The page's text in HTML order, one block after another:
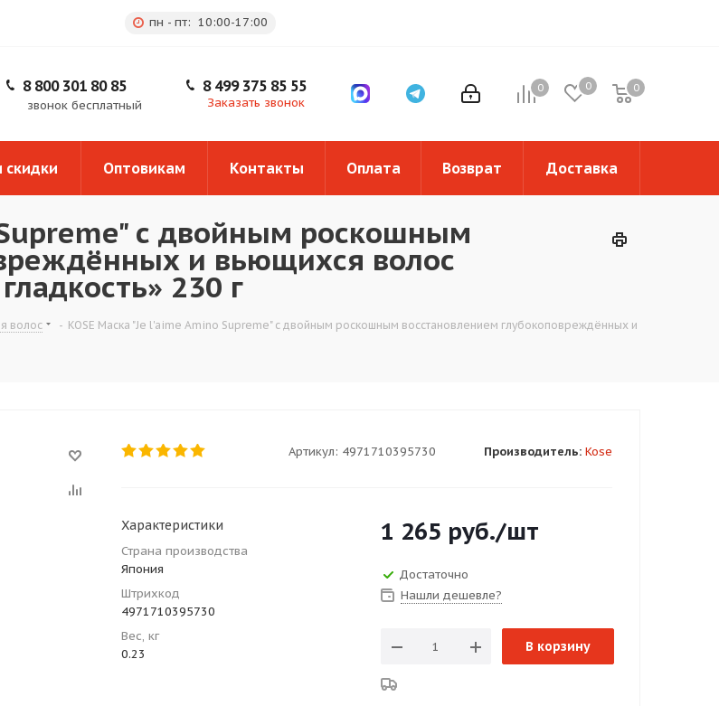
пн - пт: 10:00-17:00
0 0 0
0
8 800 301 80 85
звонок бесплатный
8 499 375 85 55
Заказать звонок
скидки Оптовикам Контакты Оплата Возврат Доставка
с двойным роскошным
и вьющихся волос
230 г
волос - KOSE Маска "Je l'aime Amino Supreme" с двойным роскошным восстановлением глубокоповреждённых и
Артикул: 4971710395730 Производитель: Kose
Характеристики
Страна производства
Япония
Штрихкод
4971710395730
Вес, кг
0.23
1 265 руб./шт
Достаточно
Нашли дешевле?
В корзину